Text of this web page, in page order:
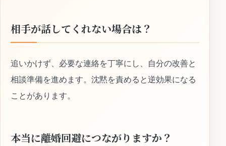
相手が話してくれない場合は？
追いかけず、必要な連絡を丁寧にし、自分の改善と
相談準備を進めます。沈黙を責めると逆効果になる
ことがあります。
本当に離婚回避につながりますか？